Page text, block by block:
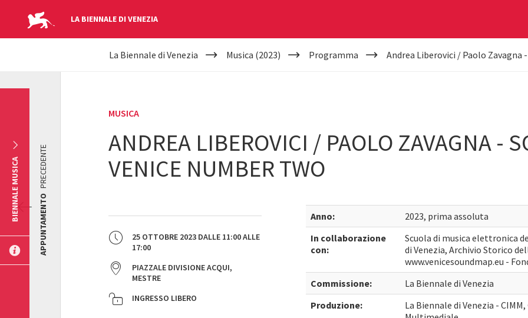
LA BIENNALE DI VENEZIA
YOUR
La Biennale di Venezia Musica (2023) Programma Andrea Liberovici / Paolo Zavagna
MUSICA
ANDREA LIBEROVICI / PAOLO ZAVAGNA -
VENICE NUMBER TWO
25 OTTOBRE 2023 DALLE 11:00ALLE
17:00
PIAZZALE DIVISIONE ACQUI,
MESTRE
INGRESSO LIBERO
Anno:
2023, prima assoluta
In collaborazione
con:
Scuola di musica elettronica
di Venezia, Archivio Storico
www.venicesoundmap.eu -
Commissione:
La Biennale di Venezia
Produzione:
La Biennale di Venezia -
APPUNTAMENTO
PRECEDENTE
BIENNALE MUSICA